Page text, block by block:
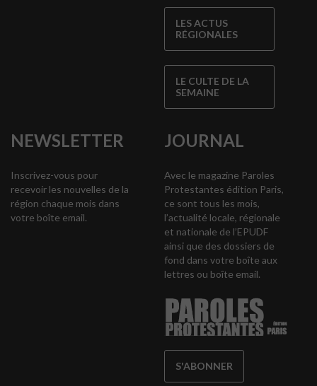
LES ACTUS
RÉGIONALES
LE CULTE DE LA
SEMAINE
NEWSLETTER
Inscrivez-vous pour
recevoir les nouvelles de la
région chaque mois dans
votre boîte email.
JOURNAL
Avec le magazine Paroles
Protestantes édition Paris,
ce sont tous les mois,
l’actualité locale, régionale
et nationale de l’EPUDF
ainsi que des dossiers de
fond dans votre boîte aux
lettres ou boîte email.
S'ABONNER